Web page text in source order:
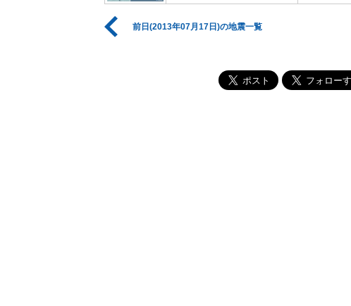
前日(2013年07月17日)の地震一覧